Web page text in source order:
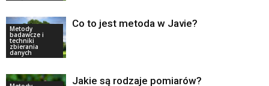
Metody
badawcze i
techniki
zbierania
danych
Co to jest metoda w Javie?
Jakie są rodzaje pomiarów?